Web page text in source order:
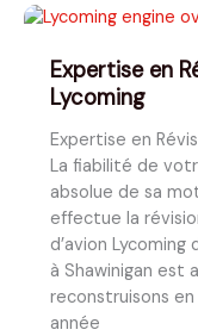
(Overhaul)
Moteurs
Continental
Expertise en
Lycoming
Expertise en
La fiabilité de
absolue de sa
effectue la
d’avion
à Shawinigan est
reconstruisons
année